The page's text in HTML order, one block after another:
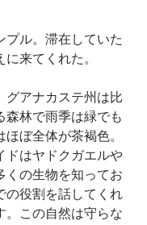
プル。滞在していた
来てくれた。
アナカステ州は比
森林で雨季は緑でも
ぼ全体が茶褐色。
ドはヤドクガエルや
くの生物を知ってお
の役割を話してくれ
。この自然は守らな